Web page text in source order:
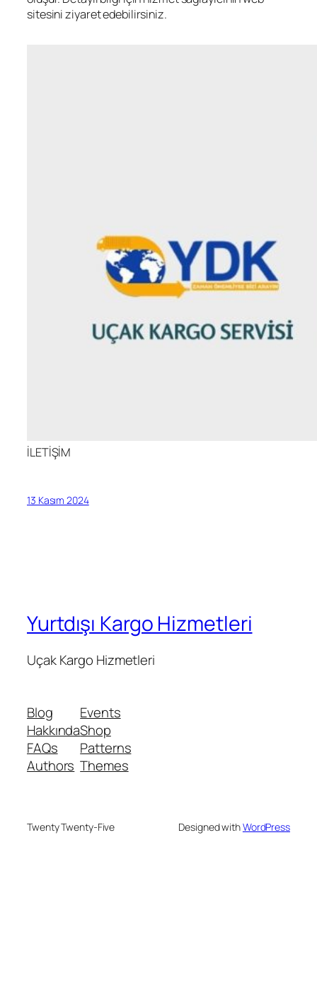
sitesini ziyaret edebilirsiniz.
İLETİŞİM
13 Kasım 2024
Yurtdışı Kargo Hizmetleri
Uçak Kargo Hizmetleri
Blog
Hakkında
FAQs
Authors
Events
Shop
Patterns
Themes
Twenty Twenty-Five Designed withWordPress